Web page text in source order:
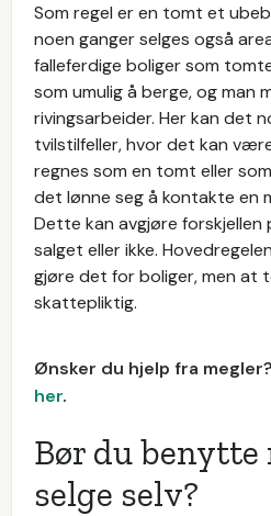
Som regel er en tomt et
noen ganger selges også
falleferdige boliger som
som umulig å berge, og man
rivingsarbeider. Her kan det
tvilstilfeller, hvor det kan
regnes som en tomt eller
det lønne seg å kontakte en
Dette kan avgjøre forskjellen
salget eller ikke.
gjøre det for boliger, men at
skattepliktig.
Ønsker du hjelp fra
her.
Bør du benytte
selge selv?